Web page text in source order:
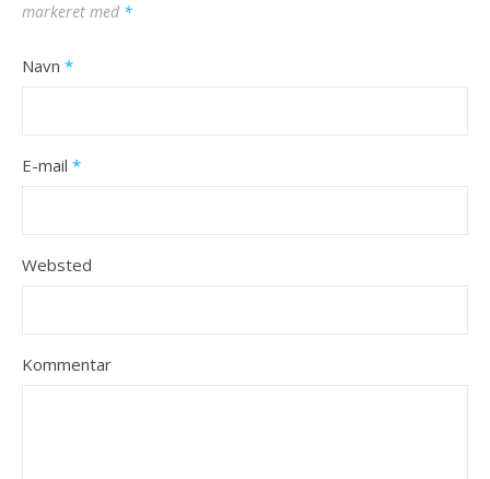
markeret med *
Navn *
E-mail *
Websted
Kommentar